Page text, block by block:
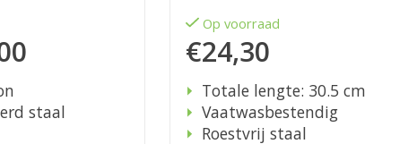
staal
Op voorraad
€24,30
Totale lengte: 30.5 cm
Vaatwasbestendig
Roestvrij staal